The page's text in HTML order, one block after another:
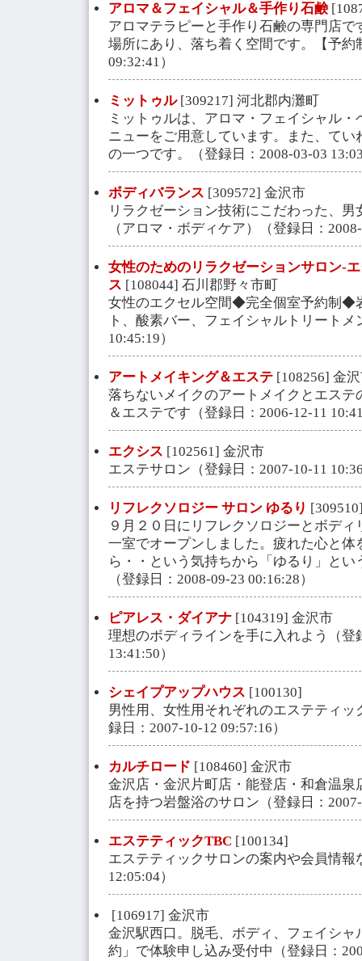
アロマ＆フェイシャル＆手作り石鹸
アロマテラピーと手作り石鹸の専門店
場所にあり、落ち着く空間です。【予約
09:32:41）
ミットゥル[309217] 河北郡内灘町
ミットゥルは、アロマ・フェイシャル・
ニューをご用意しています。また、て
の一つです。（登録日：2008-03-03
ボディバランス [309572] 金沢市
リラクゼーション技術にこだわった、
（アロマ・ボディケア）（登録日：
女性のためのリラクゼーションサロン-
ス [108044] 石川郡野々市町
女性のエクセル空間◆完全個室予約制◆
ト、酸素バー、フェイシャルトリート
10:45:19）
アートメイキング＆エステ [108256] 金
落ちないメイクのアートメイクとエステ
＆エステです（登録日：2006-12-11
エクシス [102561] 金沢市
エステサロン（登録日：2007-10-11
リフレクソロジー サロン ゆるり
９月２０日にリフレクソロジーとボデ
一室でオープンしました。疲れた心と体
ら・・という気持ちから「ゆるり」とい
（登録日：2008-09-23 00:16:28）
ピアレス・ダイアナ [104319] 金沢市
理想のボディラインを手に入れよう（登
13:41:50）
シェイプアップハウス [100130]
男性用、女性用それぞれのエステティ
録日：2007-10-12 09:57:16）
カルチロード [108460] 金沢市
金沢店・金沢片町店・能登店・和倉温泉
店を持つ岩盤浴のサロン（登録日：
エステティックTBC [100134]
エステティックサロンの案内や会員情報
12:05:04）
[106917] 金沢市
金沢駅西口。脱毛、ボディ、フェイシ
約」で体験申し込み受付中（登録日：